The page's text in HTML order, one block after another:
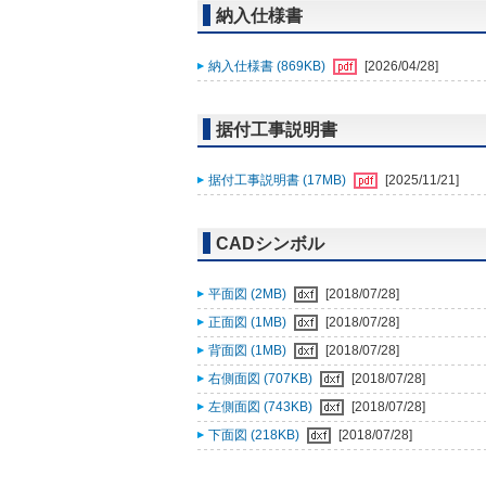
納入仕様書
納入仕様書 (869KB) [2026/04/28]
据付工事説明書
据付工事説明書 (17MB) [2025/11/21]
CADシンボル
平面図 (2MB)
[2018/07/28]
正面図 (1MB)
[2018/07/28]
背面図 (1MB)
[2018/07/28]
右側面図 (707KB)
[2018/07/28]
左側面図 (743KB)
[2018/07/28]
下面図 (218KB)
[2018/07/28]